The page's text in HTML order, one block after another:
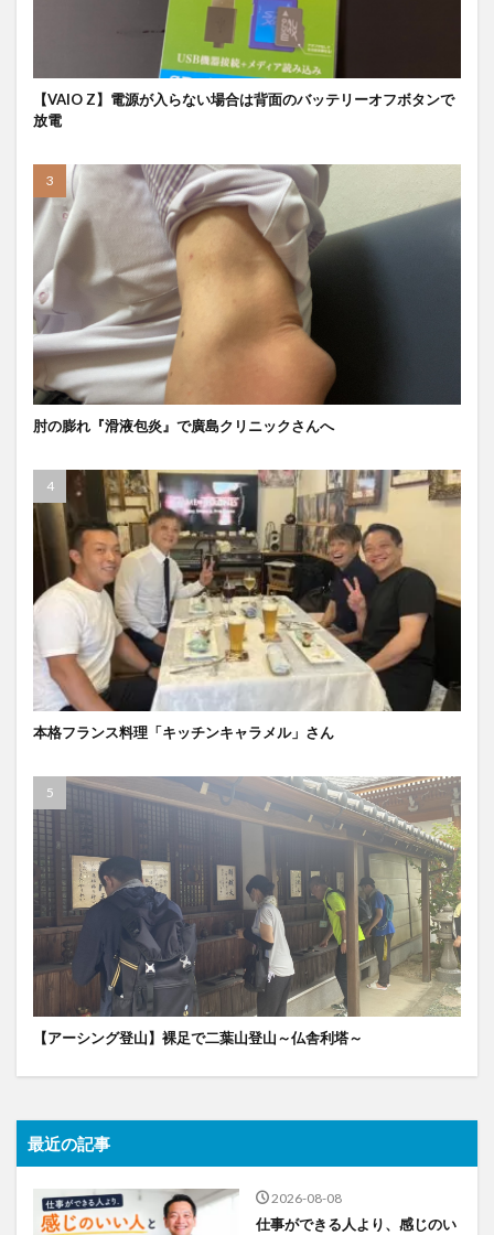
【VAIO Z】電源が入らない場合は背面のバッテリーオフボタンで
放電
肘の膨れ『滑液包炎』で廣島クリニックさんへ
本格フランス料理「キッチンキャラメル」さん
【アーシング登山】裸足で二葉山登山～仏舎利塔～
最近の記事
2026-08-08
仕事ができる人より、感じのい